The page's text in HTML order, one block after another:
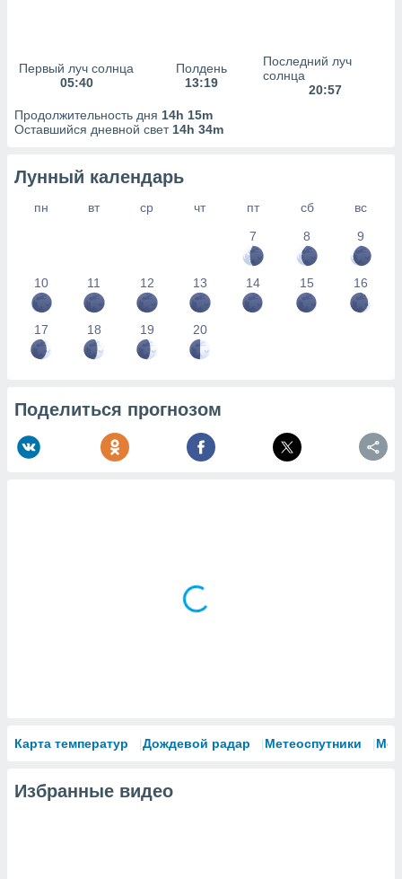
Первый луч солнца
05:40
Полдень
13:19
Последний луч
солнца
20:57
Продолжительность дня 14h 15m
Оставшийся дневной свет 14h 34m
Лунный календарь
пн вт ср чт пт сб
вс
7
8 9
10 11 12 13 14 15 16
17 18 19 20
Поделиться прогнозом
Карта температур Дождевой радар Метеоспутники
Избранные видео